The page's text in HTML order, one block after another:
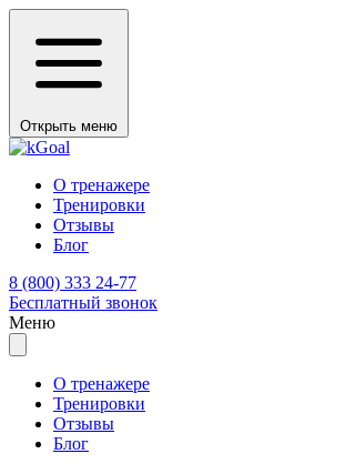
Открыть меню
О тренажере
Тренировки
Отзывы
Блог
8 (800) 333 24-77
Бесплатный звонок
Меню
О тренажере
Тренировки
Отзывы
Блог